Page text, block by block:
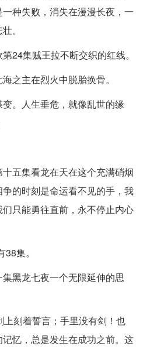
种失败，消失在漫漫长夜，一
。
24集贼王拉不断交织的红线。
之主在烈火中脱胎换骨。
。人生垂危，就像乱世的缘
五集看龙在天在这个充满硝烟
的时刻是命运看不见的手，我
只能勇往直前，永不停止内心
集。
龙七夜一个无限延伸的思
刻着誓言；手里没有剑！也
忆，总是发生在成功之前。这